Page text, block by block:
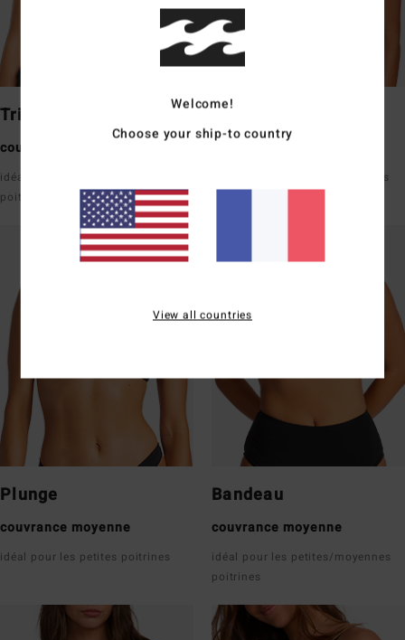
Triangle
couvrance moyenne
idéal pour les petites/moyennes
poitrines
Underwire
bon maintien avec des bretelles
Plunge
couvrance moyenne
idéal pour les petites poitrines
Bandeau
couvrance moyenne
idéal pour les petites/moyennes
poitrines
Welcome!
Choose your ship-to country
View all countries